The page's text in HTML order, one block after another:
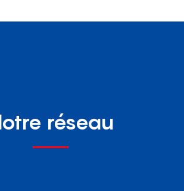
réseau